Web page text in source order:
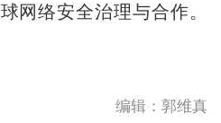
网络安全治理与合作。
编辑：郭维真